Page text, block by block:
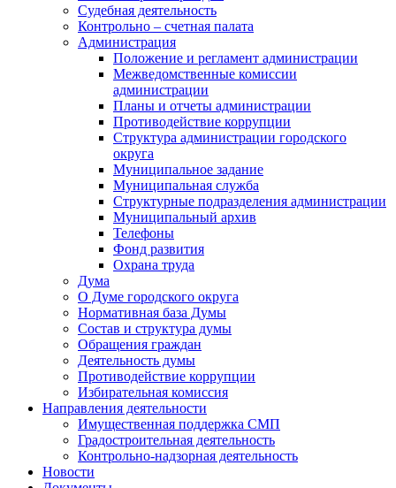
Судебная деятельность
Контрольно – счетная палата
Администрация
Положение и регламент администрации
Межведомственные комиссии
администрации
Планы и отчеты администрации
Противодействие коррупции
Структура администрации городского
округа
Муниципальное задание
Муниципальная служба
Структурные подразделения администрации
Муниципальный архив
Телефоны
Фонд развития
Охрана труда
Дума
О Думе городского округа
Нормативная база Думы
Состав и структура думы
Обращения граждан
Деятельность думы
Противодействие коррупции
Избирательная комиссия
Направления деятельности
Имущественная поддержка СМП
Градостроительная деятельность
Контрольно-надзорная деятельность
Новости